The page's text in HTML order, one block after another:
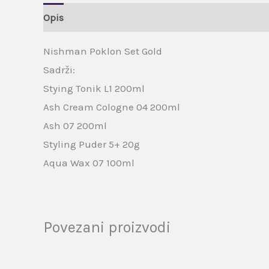
Opis
Nishman Poklon Set Gold
Sadrži:
Stying Tonik L1 200ml
Ash Cream Cologne 04 200ml
Ash 07 200ml
Styling Puder 5+ 20g
Aqua Wax 07 100ml
Povezani proizvodi